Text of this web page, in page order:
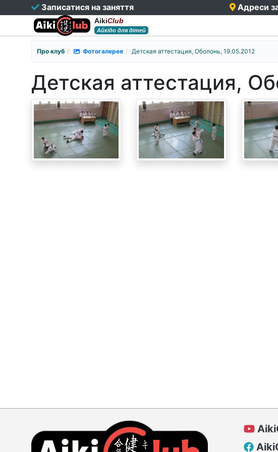
Записатися на заняття Адреси
AikiClub
Айкідо для дітей
Про клуб Фотогалерея Детская аттестация, Оболонь, 19.05.2012
Детская аттестация,